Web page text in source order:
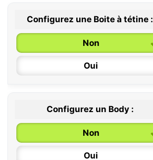
Configurez une Boite à tétine :
Non
Oui
Configurez un Body :
Non
Oui